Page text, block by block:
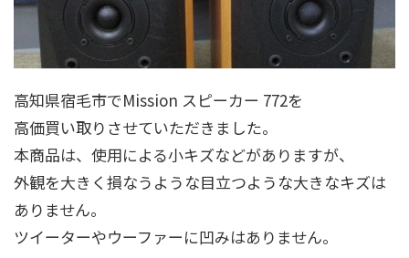
高知県宿毛市でMission スピーカー 772を
高価買い取りさせていただきました。
本商品は、使用による小キズなどがありますが、
外観を大きく損なうような目立つような大きなキズは
ありません。
ツイーターやウーファーに凹みはありません。